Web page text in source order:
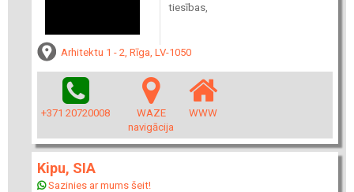
tiesības,
Arhitektu 1 - 2, Rīga, LV-1050
+371 20720008
WAZE
navigācija
WWW
Kipu, SIA
Sazinies ar mums šeit!